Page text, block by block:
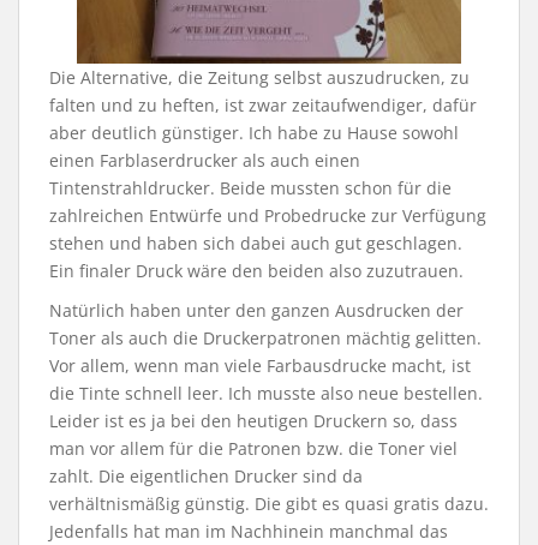
Die Alternative, die Zeitung selbst auszudrucken, zu
falten und zu heften, ist zwar zeitaufwendiger, dafür
aber deutlich günstiger. Ich habe zu Hause sowohl
einen Farblaserdrucker als auch einen
Tintenstrahldrucker. Beide mussten schon für die
zahlreichen Entwürfe und Probedrucke zur Verfügung
stehen und haben sich dabei auch gut geschlagen.
Ein finaler Druck wäre den beiden also zuzutrauen.
Natürlich haben unter den ganzen Ausdrucken der
Toner als auch die Druckerpatronen mächtig gelitten.
Vor allem, wenn man viele Farbausdrucke macht, ist
die Tinte schnell leer. Ich musste also neue bestellen.
Leider ist es ja bei den heutigen Druckern so, dass
man vor allem für die Patronen bzw. die Toner viel
zahlt. Die eigentlichen Drucker sind da
verhältnismäßig günstig. Die gibt es quasi gratis dazu.
Jedenfalls hat man im Nachhinein manchmal das